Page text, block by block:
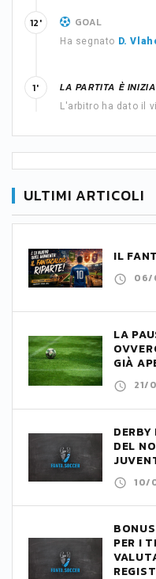
GOAL
Ha segnato D.
12'
LA PARTITA È
L'arbitro ha dato il
1'
ULTIMI ARTICOLI
IL
06/
LA
GIÀ
21/
DEL
10/
PER I